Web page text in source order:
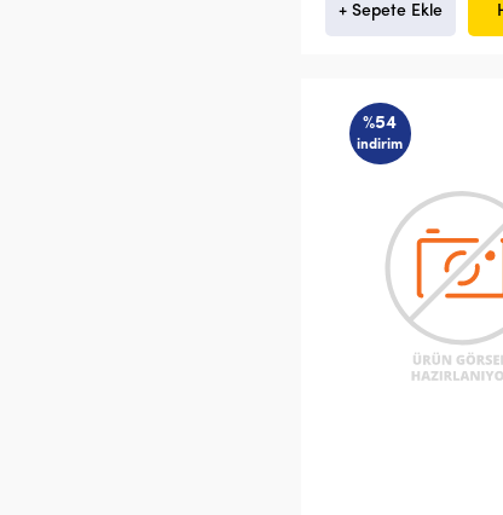
+ Sepete Ekle
%54
indirim